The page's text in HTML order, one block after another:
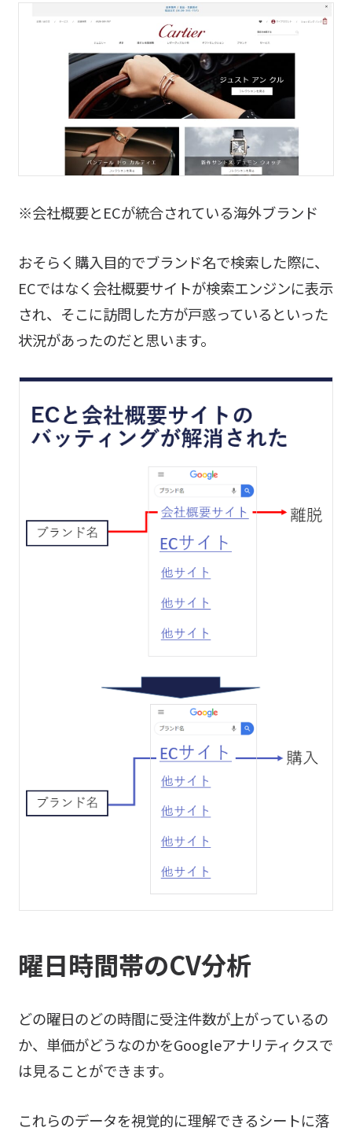
※会社概要とECが統合されている海外ブランド
おそらく購入目的でブランド名で検索した際に、
ECではなく会社概要サイトが検索エンジンに表示
され、そこに訪問した方が戸惑っているといった
状況があったのだと思います。
曜日時間帯のCV分析
どの曜日のどの時間に受注件数が上がっているの
か、単価がどうなのかをGoogleアナリティクスで
は見ることができます。
これらのデータを視覚的に理解できるシートに落